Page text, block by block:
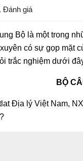
Đánh giá
Bộ là một trong
có sự gọp mặt
trắc nghiệm dưới
BỘ
Địa lý Việt Nam,